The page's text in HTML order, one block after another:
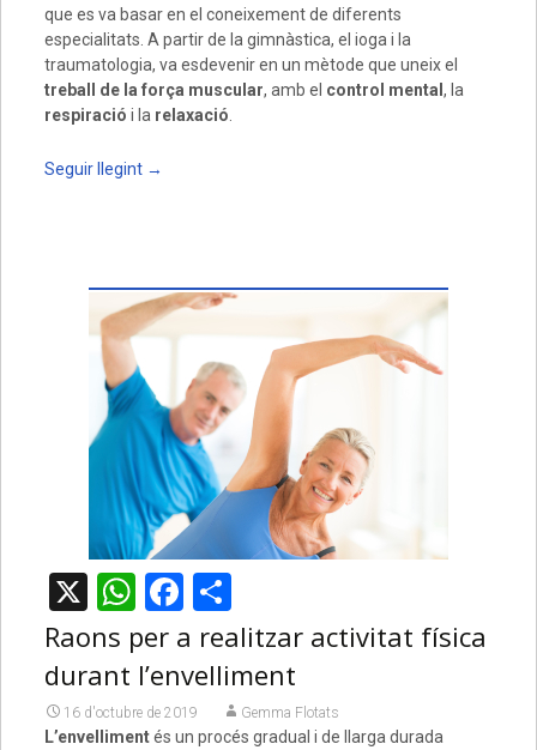
que es va basar en el coneixement de diferents
especialitats. A partir de la gimnàstica, el ioga i la
traumatologia, va esdevenir en un mètode que uneix el
treball de la força muscular, amb el control mental , la
respiració i la relaxació
Seguir llegint →
X WhatsApp
Facebook
Comparteix
Raons per a realitzar activitat física
durant l’envelliment
16 d'octubre de 2019 Gemma Flotats
L’envellimentés un procés gradual i de llarga durada